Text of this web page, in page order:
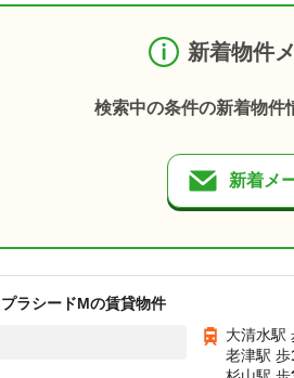
新着物件
検索中の条件の新着物件
新着メ
プラシードMの賃貸物件
大清水駅
老津駅 歩